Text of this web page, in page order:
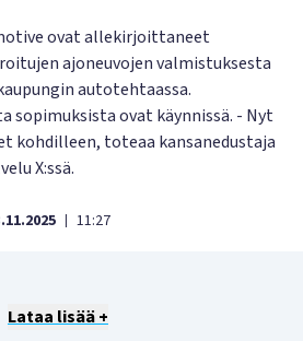
ovat allekirjoittaneet
ajoneuvojen valmistuksesta
autotehtaassa.
sopimuksista ovat käynnissä. - Nyt
kohdilleen, toteaa kansanedustaja
X:ssä.
| 11:27
Lataa lisää +